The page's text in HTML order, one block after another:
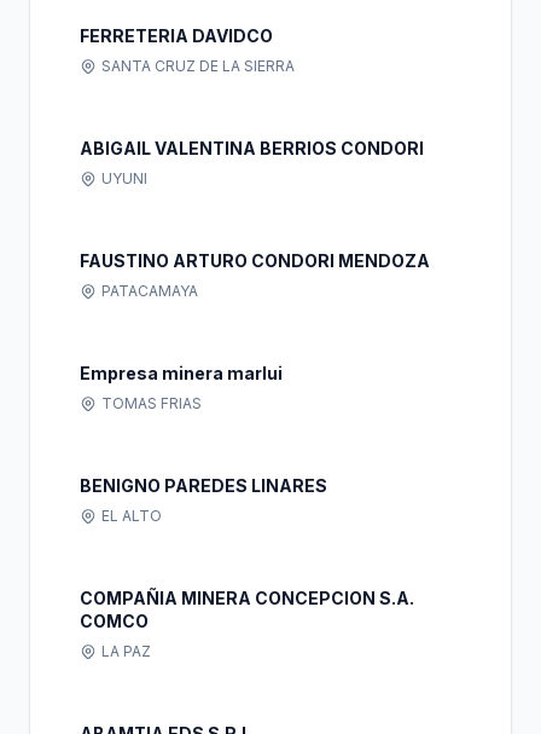
FERRETERIA DAVIDCO
SANTA CRUZ DE LA SIERRA
ABIGAIL VALENTINA BERRIOS CONDORI
UYUNI
FAUSTINO ARTURO CONDORI MENDOZA
PATACAMAYA
Empresa minera marlui
TOMAS FRIAS
BENIGNO PAREDES LINARES
EL ALTO
COMPAÑIA MINERA CONCEPCION S.A.
COMCO
LA PAZ